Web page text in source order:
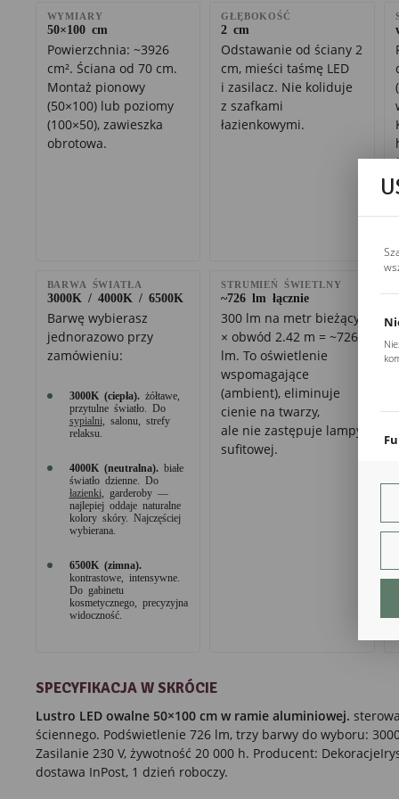
WYMIARY
50×100 cm
Powierzchnia: ~3926
cm². Ściana od 70 cm.
Montaż pionowy
(50×100) lub poziomy
(100×50), zawieszka
obrotowa.
GŁĘBOKOŚĆ
2 cm
Odstawanie od ściany 2
cm, mieści taśmę LED
i zasilacz. Nie koliduje
z szafkami
łazienkowymi.
BARWA ŚWIATŁA
3000K / 4000K / 6500K
Barwę wybierasz
jednorazowo przy
zamówieniu:
3000K (ciepła).żółtawe,
przytulne światło. Do
sypialni , salonu, strefy
relaksu.
4000K (neutralna).białe
światło dzienne. Do
łazienki , garderoby —
najlepiej oddaje naturalne
kolory skóry. Najczęściej
wybierana.
6500K (zimna).
kontrastowe, intensywne.
Do gabinetu
kosmetycznego, precyzyjna
widoczność.
STRUMIEŃ ŚWIETLNY
~726 lm łącznie
300 lm na metr bieżący
× obwód 2.42 m = ~726
lm. To oświetlenie
wspomagające
(ambient), eliminuje
cienie na twarzy,
ale nie zastępuje lampy
sufitowej.
SPECYFIKACJA W SKRÓCIE
Lustro LED owalne 50×100 cm w ramie aluminiowej.
ściennego. Podświetlenie 726 lm, trzy barwy do wyboru:
Zasilanie 230 V, żywotność 20 000 h. Producent:
dostawa InPost, 1 dzień roboczy.